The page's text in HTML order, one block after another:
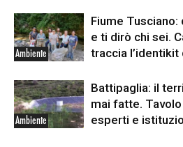
Ambiente
Fiume
e ti dirò chi sei.
traccia
Ambiente
Battipaglia: il
mai fatte.
esperti e